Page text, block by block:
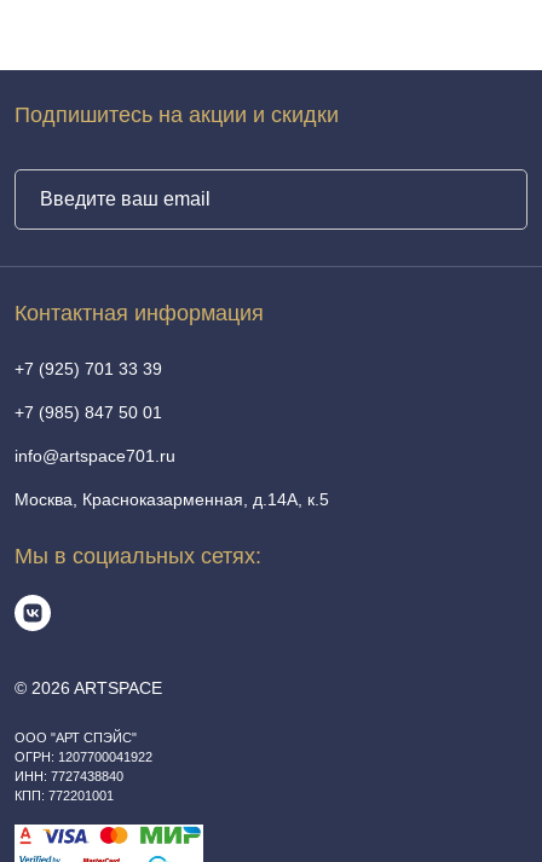
© 2026 ARTSPACE
ООО "АРТ СПЭЙС"
ОГРН: 1207700041922
ИНН: 7727438840
КПП: 772201001
Контактная информация
+7 (925) 701 33 39
+7 (985) 847 50 01
info@artspace701.ru
Москва, Красноказарменная, д.14А, к.5
Мы в социальных сетях:
Подпишитесь на акции и скидки